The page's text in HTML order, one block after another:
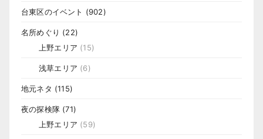
台東区のイベント (902)
名所めぐり (22)
上野エリア (15)
浅草エリア (6)
地元ネタ (115)
夜の探検隊 (71)
上野エリア (59)